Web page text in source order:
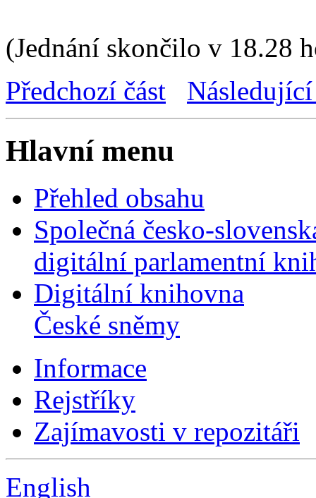
(Jednání skončilo v 18.28
Předchozí část
Následující
Hlavní menu
Přehled obsahu
Společná česko-
digitální parlamentní
Digitální knihovna
České sněmy
Informace
Rejstříky
Zajímavosti v repozitáři
English